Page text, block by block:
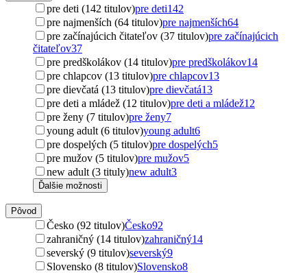
pre deti (142 titulov)pre deti142
pre najmenších (64 titulov)pre najmenších64
pre začínajúcich čitateľov (37 titulov)pre začínajúcich
čitateľov37
pre predškolákov (14 titulov)pre predškolákov14
pre chlapcov (13 titulov)pre chlapcov13
pre dievčatá (13 titulov)pre dievčatá13
pre deti a mládež (12 titulov)pre deti a mládež12
pre ženy (7 titulov)pre ženy7
young adult (6 titulov)young adult6
pre dospelých (5 titulov)pre dospelých5
pre mužov (5 titulov)pre mužov5
new adult (3 tituly)new adult3
Ďalšie možnosti
Pôvod
Česko (92 titulov)Česko92
zahraničný (14 titulov)zahraničný14
severský (9 titulov)severský9
Slovensko (8 titulov)Slovensko8